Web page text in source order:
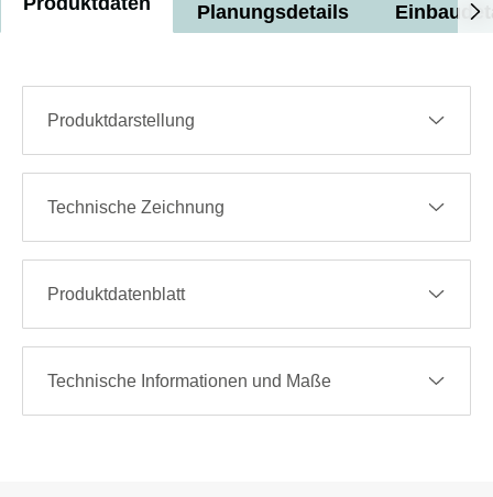
Planungsdetails
Produktdarstellung
Technische Zeichnung
Produktdatenblatt
Technische Informationen und Maße